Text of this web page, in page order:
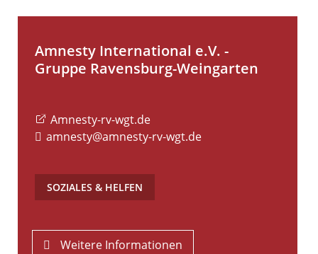
Amnesty International e.V. -
Gruppe Ravensburg-Weingarten
Amnesty-rv-wgt.de
amnesty@amnesty-rv-wgt.de
SOZIALES & HELFEN
Weitere Informationen